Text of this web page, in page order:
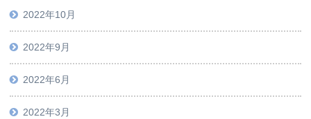
2022年10月
2022年9月
2022年6月
2022年3月